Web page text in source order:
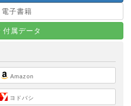
電子書籍
付属データ
Amazon
ヨドバシ